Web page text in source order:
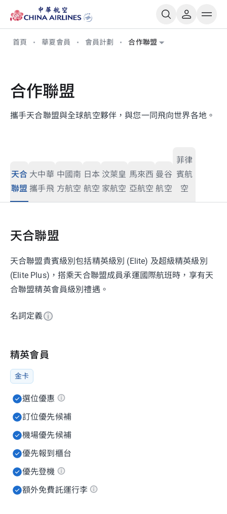
首頁 華夏會員 會員計劃 合作聯盟
合作聯盟
攜手天合聯盟與全球航空夥伴，與您一同飛向世界各地。
天合
聯盟
大中華
攜手飛
中國南
方航空
日本
航空
汶萊皇
家航空
馬來西
亞航空
曼谷
航空
菲律
賓航
空
天合聯盟
天合聯盟貴賓級別包括精英級別 (Elite) 及超級精英級別
(Elite Plus)，搭乘天合聯盟成員承運國際航班時，享有天
合聯盟精英會員級別禮遇。
名詞定義
精英會員
金卡
選位優惠
訂位優先候補
機場優先候補
優先報到櫃台
優先登機
額外免費託運行李